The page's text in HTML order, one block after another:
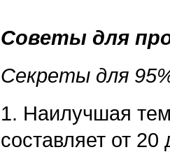
Советы для
Секреты для
1. Наилучшая
составляет от